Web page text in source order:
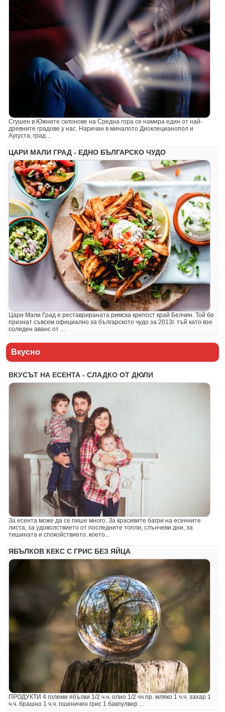
Сгушен в Южните склонове на Средна гора се намира един от най-
древните градове у нас. Наричан в миналото Диоклецианопол и
Аугуста, град ...
ЦАРИ МАЛИ ГРАД - ЕДНО БЪЛГАРСКО ЧУДО
Цари Мали Град е реставрираната римска крепост край Белчин. Той бе
признат съвсем официално за българското чудо за 2013г. тъй като взе
солиден аванс от ...
Вкусно
ВКУСЪТ НА ЕСЕНТА - СЛАДКО ОТ ДЮЛИ
За есента може да се пише много. За красивите багри на есенните
листа, за удоволствието от последните топли, слънчеви дни, за
тишината и спокойствието, което...
ЯБЪЛКОВ КЕКС С ГРИС БЕЗ ЯЙЦА
ПРОДУКТИ 4 големи ябълки 1/2 ч.ч. олио 1/2 чч пр. мляко 1 ч.ч. захар 1
ч.ч. брашно 1 ч.ч. пшеничен грис 1 бакпулвер ...